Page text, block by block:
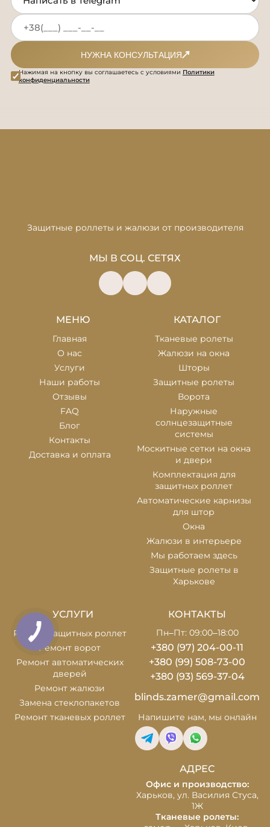
НУЖНА КОНСУЛЬТАЦИЯ
Нажимая на кнопку вы соглашаетесь с условиями Политики
конфиденциальности
Защитные роллеты и жалюзи от производителя
МЫ В СОЦ. СЕТЯХ
МЕНЮ
Главная
О нас
Услуги
Наши работы
Отзывы
FAQ
Блог
Контакты
Доставка и оплата
КАТАЛОГ
Тканевые ролеты
Жалюзи на окна
Шторы
Защитные ролеты
Ворота
Наружные
солнцезащитные
системы
Москитные сетки на окна
и двери
Комплектация для
защитных роллет
Автоматические карнизы
для штор
Окна
Жалюзи в интерьере
Мы работаем здесь
Защитные ролеты в
Харькове
УСЛУГИ
Ремонт защитных роллет
Ремонт ворот
Ремонт автоматических
дверей
Ремонт жалюзи
Замена стеклопакетов
Ремонт тканевых роллет
КОНТАКТЫ
Пн–Пт: 09:00–18:00
+380 (97) 204-00-11
+380 (99) 508-73-00
+380 (93) 569-37-04
blinds.zamer@gmail.com
Напишите нам, мы онлайн
АДРЕС
Офис и производство:
Харьков, ул. Василия Стуса,
1Ж
Тканевые ролеты: